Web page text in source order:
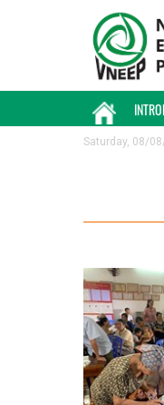
Saturday, 08/